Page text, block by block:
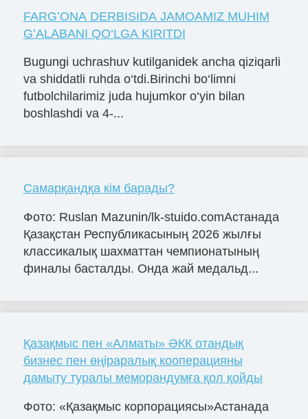
FARGʻONA DERBISIDA JAMOAMIZ MUHIM
GʻALABANI QO‘LGA KIRITDI
Bugungi uchrashuv kutilganidek ancha qiziqarli
va shiddatli ruhda o‘tdi.Birinchi bo‘limni
futbolchilarimiz juda hujumkor o‘yin bilan
boshlashdi va 4-...
Самарқандқа кім барады?
Фото: Ruslan Mazunin/lk-stuido.comАстанада
Қазақстан Республикасының 2026 жылғы
классикалық шахматтан чемпионатының
финалы басталды. Онда жай медальд...
Қазақмыс пен «Алматы» ӘКК отандық
бизнес пен өңіраралық кооперацияны
дамыту туралы меморандумға қол қойды
Фото: «Қазақмыс корпорациясы»Астанада